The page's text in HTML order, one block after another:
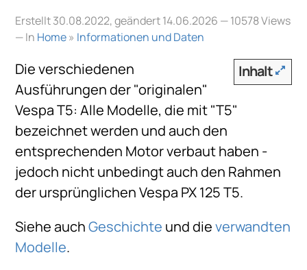
Erstellt 30.08.2022, geändert 14.06.2026 — 10578 Views
— In Home» Informationen und Daten
Inhalt
Die verschiedenen
Ausführungen der "originalen"
Vespa T5: Alle Modelle, die mit "T5"
bezeichnet werden und auch den
entsprechenden Motor verbaut haben -
jedoch nicht unbedingt auch den Rahmen
der ursprünglichen Vespa PX 125 T5.
Siehe auchGeschichte und dieverwandten
Modelle.